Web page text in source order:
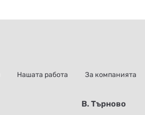
Нашата работа За компанията
В. Търново